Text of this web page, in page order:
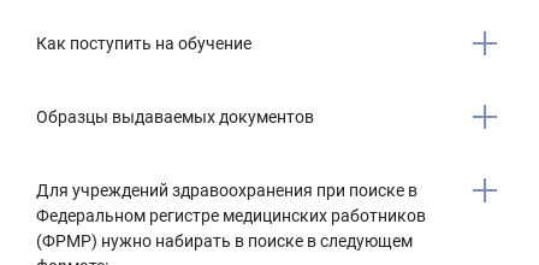
Как поступить на обучение
Образцы выдаваемых документов
Для учреждений здравоохранения при поиске в
Федеральном регистре медицинских работников
(ФРМР) нужно набирать в поиске в следующем